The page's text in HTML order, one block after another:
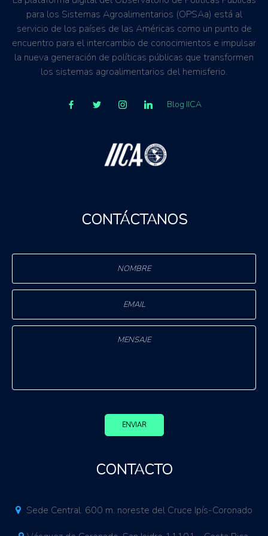
para los Sistemas Agroalimentarios (OPSAa) está al
servicio de los países de las Américas como un punto de
encuentro para el intercambio de conocimientos e impulsar
la nueva generación de políticas públicas que transformen
los sistemas agroalimentarios del hemisferio.
Blog IICA
CONTÁCTANOS
ENVIAR
CONTACTO
Sede Central. 600 m. noreste del Cruce Ipís-Coronado